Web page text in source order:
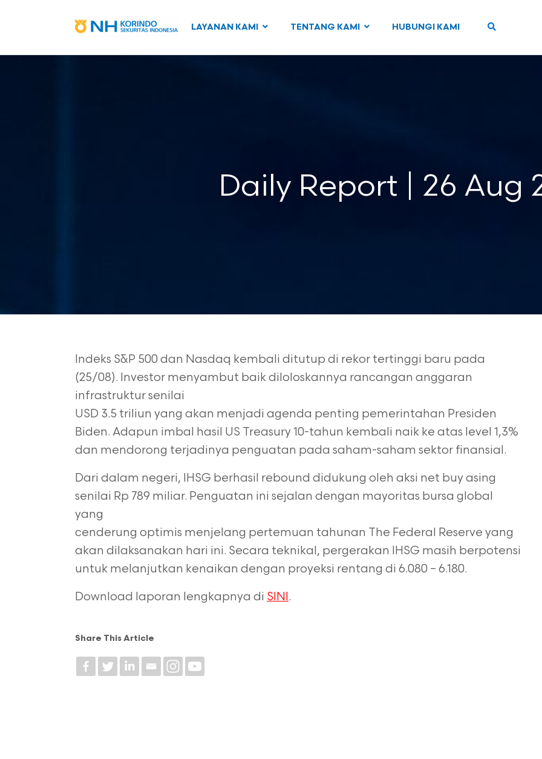
LAYANAN KAMI TENTANG KAMI HUBUNGI KAMI
Daily Report | 26 Aug
Indeks S&P 500 dan Nasdaq kembali ditutup di rekor tertinggi baru pada
(25/08). Investor menyambut baik diloloskannya rancangan anggaran
infrastruktur senilai
USD 3.5 triliun yang akan menjadi agenda penting pemerintahan Presiden
Biden. Adapun imbal hasil US Treasury 10-tahun kembali naik ke atas level 1,3%
dan mendorong terjadinya penguatan pada saham-saham sektor finansial.
Dari dalam negeri, IHSG berhasil rebound didukung oleh aksi net buy asing
senilai Rp 789 miliar. Penguatan ini sejalan dengan mayoritas bursa global
yang
cenderung optimis menjelang pertemuan tahunan The Federal Reserve yang
akan dilaksanakan hari ini. Secara teknikal, pergerakan IHSG masih berpotensi
untuk melanjutkan kenaikan dengan proyeksi rentang di 6.080 – 6.180.
Download laporan lengkapnya di SINI.
Share This Article